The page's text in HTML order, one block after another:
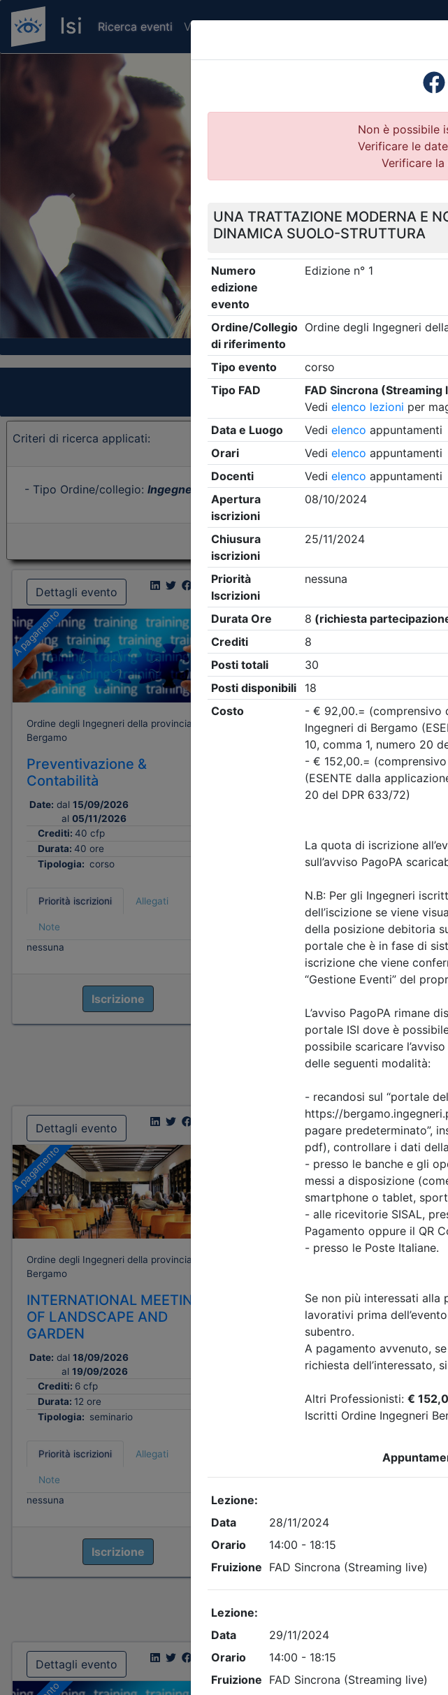
Ricerca eventi Verifica attestato di presenza
Previous
Clicca qui - espandi
Criteri di ricerca applicati:
- Tipo Ordine/collegio: Ingegneri - Ordine:Bergamo- Eventi in programma dal
Dettagli evento
A pagamento
Ordine degli Ingegneri della provincia di
Bergamo
Preventivazione &
Contabilità
Date: dal 15/09/2026
al05/11/2026
Crediti: 40 cfp
Durata: 40 ore
Tipologia: corso
Priorità iscrizioni Allegati
Note
nessuna
Iscrizione
Gratuito
Ordine degli Ingegneri della provincia di
UNIVERSITÈ D’ÈTÈ.
DIRITTO AL PAESAGGIO
Tipologia:seminario
Iscrizione
Dettagli evento
A pagamento
Ordine degli Ingegneri della provincia di
Bergamo
INTERNATIONAL MEETING
OF LANDSCAPE AND
GARDEN
Date: dal 18/09/2026
al19/09/2026
Crediti: 6 cfp
Durata: 12 ore
Tipologia: seminario
Priorità iscrizioni Allegati
Note
nessuna
Iscrizione
Dettagli evento
MONTELLO S.P.A.
Crediti:3 cfp
Durata:4 ore
Tipologia:visita
Priorità iscrizioni Allegati
Dettagli evento Dettagli evento